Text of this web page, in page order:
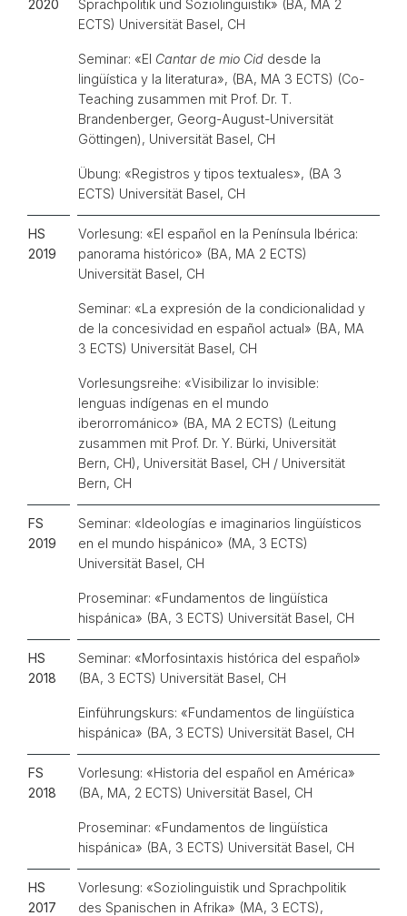
2020
Sprachpolitik und Soziolinguistik» (BA, MA 2
ECTS) Universität Basel, CH
Seminar: «El Cantar de mio Cid desde la
lingüística y la literatura», (BA, MA 3 ECTS) (Co-
Teaching zusammen mit Prof. Dr. T.
Brandenberger, Georg-August-Universität
Göttingen), Universität Basel, CH
Übung: «Registros y tipos textuales», (BA 3
ECTS) Universität Basel, CH
HS
2019
Vorlesung: «El español en la Península Ibérica:
panorama histórico» (BA, MA 2 ECTS)
Universität Basel, CH
Seminar: «La expresión de la condicionalidad y
de la concesividad en español actual» (BA, MA
3 ECTS) Universität Basel, CH
Vorlesungsreihe: «Visibilizar lo invisible:
lenguas indígenas en el mundo
iberorrománico» (BA, MA 2 ECTS) (Leitung
zusammen mit Prof. Dr. Y. Bürki, Universität
Bern, CH), Universität Basel, CH / Universität
Bern, CH
FS
2019
Seminar: «Ideologías e imaginarios lingüísticos
en el mundo hispánico» (MA, 3 ECTS)
Universität Basel, CH
Proseminar: «Fundamentos de lingüística
hispánica» (BA, 3 ECTS) Universität Basel, CH
HS
2018
Seminar: «Morfosintaxis histórica del español»
(BA, 3 ECTS) Universität Basel, CH
Einführungskurs: «Fundamentos de lingüística
hispánica» (BA, 3 ECTS) Universität Basel, CH
FS
2018
Vorlesung: «Historia del español en América»
(BA, MA, 2 ECTS) Universität Basel, CH
Proseminar: «Fundamentos de lingüística
hispánica» (BA, 3 ECTS) Universität Basel, CH
HS
2017
Vorlesung: «Soziolinguistik und Sprachpolitik
des Spanischen in Afrika» (MA, 3 ECTS),